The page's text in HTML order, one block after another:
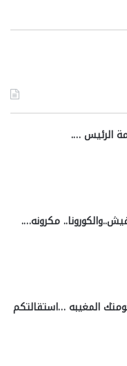
الرئيس ….
مكرونه….
المغيبه …استقالتكم